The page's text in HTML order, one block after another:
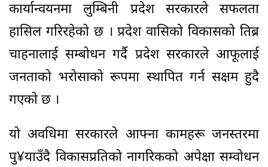
कार्यान्वयनमा लुम्बिनी प्रदेश सरकारले सफलता
हासिल गरिरहेको छ । प्रदेश वासिको विकासको तिब्र
चाहनालाई सम्बोधन गर्दै प्रदेश सरकारले आफूलाई
जनताको भरोसाको रूपमा स्थापित गर्न सक्षम हुदै
गएको छ ।
यो अवधिमा सरकारले आफ्ना कामहरू जनस्तरमा
पु¥याउँदै विकासप्रतिको नागरिकको अपेक्षा सम्वोधन